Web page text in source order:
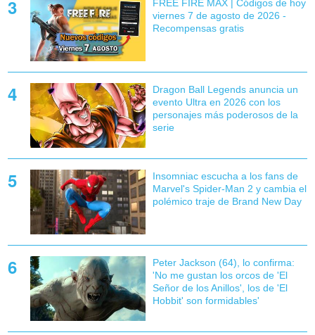
FREE FIRE MAX | Códigos de hoy
viernes 7 de agosto de 2026 -
Recompensas gratis
Dragon Ball Legends anuncia un
evento Ultra en 2026 con los
personajes más poderosos de la
serie
Insomniac escucha a los fans de
Marvel's Spider-Man 2 y cambia el
polémico traje de Brand New Day
Peter Jackson (64), lo confirma:
'No me gustan los orcos de 'El
Señor de los Anillos', los de 'El
Hobbit' son formidables'